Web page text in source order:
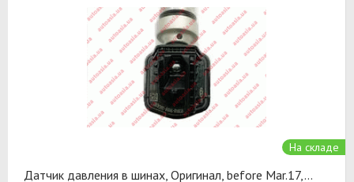
На складе
Датчик давления в шинах, Оригинал, before Mar.17, ...